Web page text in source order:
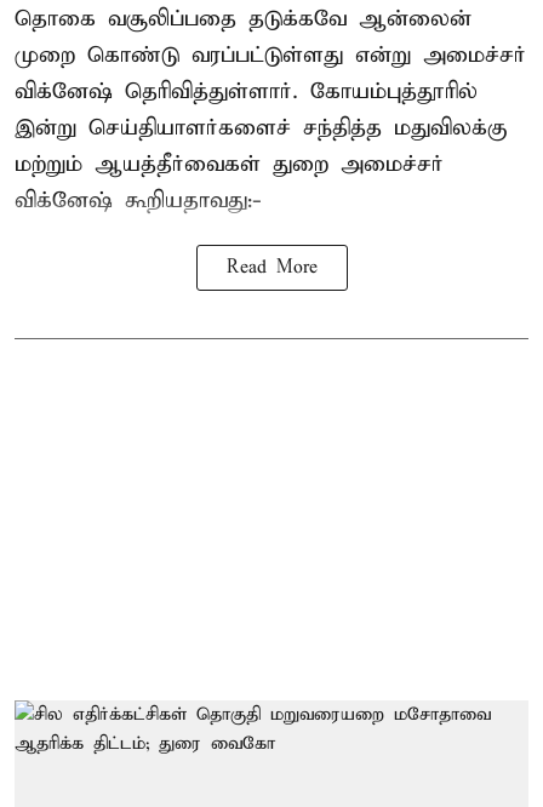
தொகை வசூலிப்பதை தடுக்கவே ஆன்லைன்
முறை கொண்டு வரப்பட்டுள்ளது என்று அமைச்சர்
விக்னேஷ் தெரிவித்துள்ளார். கோயம்புத்தூரில்
இன்று செய்தியாளர்களைச் சந்தித்த மதுவிலக்கு
மற்றும் ஆயத்தீர்வைகள் துறை அமைச்சர்
விக்னேஷ் கூறியதாவது:-
Read More